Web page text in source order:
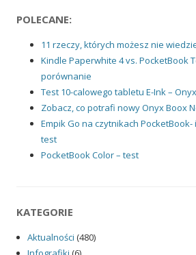
POLECANE:
11 rzeczy, których możesz nie
Kindle Paperwhite 4 vs. PocketBook
porównanie
Test 10-calowego tabletu E-Ink –
Zobacz, co potrafi nowy Onyx Boox
Empik Go na czytnikach PocketBook-
test
PocketBook Color – test
KATEGORIE
Aktualności (480)